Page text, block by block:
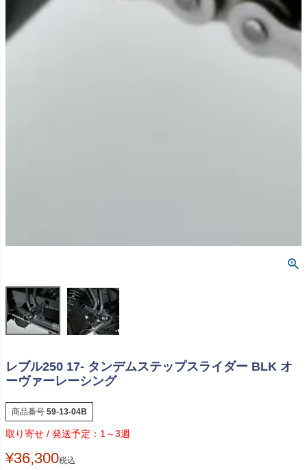
レブル250 17- タンデムステップスライダー BLK オ
ーヴァーレーシング
商品番号 59-13-04B
1～3週
¥36,300税込